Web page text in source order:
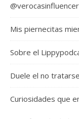
@verocasinfluencer
Mis piernecitas
Sobre el
Duele el no
Curiosidades que